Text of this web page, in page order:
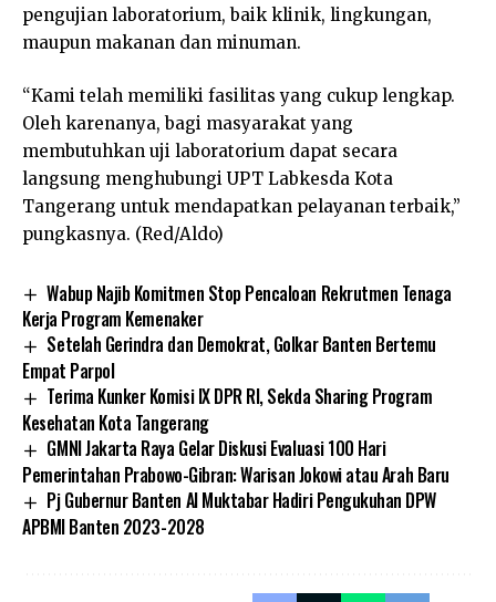
pengujian laboratorium, baik klinik, lingkungan,
maupun makanan dan minuman.
“Kami telah memiliki fasilitas yang cukup lengkap.
Oleh karenanya, bagi masyarakat yang
membutuhkan uji laboratorium dapat secara
langsung menghubungi UPT Labkesda Kota
Tangerang untuk mendapatkan pelayanan terbaik,”
pungkasnya. (Red/Aldo)
Wabup Najib Komitmen Stop Pencaloan Rekrutmen Tenaga
Kerja Program Kemenaker
Setelah Gerindra dan Demokrat, Golkar Banten Bertemu
Empat Parpol
Terima Kunker Komisi IX DPR RI, Sekda Sharing Program
Kesehatan Kota Tangerang
GMNI Jakarta Raya Gelar Diskusi Evaluasi 100 Hari
Pemerintahan Prabowo-Gibran: Warisan Jokowi atau Arah Baru
Pj Gubernur Banten Al Muktabar Hadiri Pengukuhan DPW
APBMI Banten 2023-2028